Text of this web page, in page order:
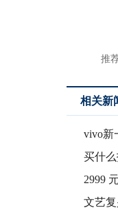
推
相关新
vivo新
买什
2999
文艺